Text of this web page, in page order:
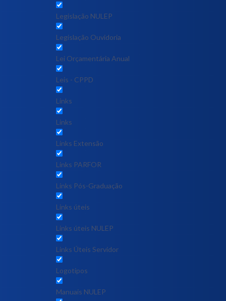
Legislação NULEP
Legislação Ouvidoria
Lei Orçamentária Anual
Leis - CPPD
Links
Links
Links Extensão
Links PARFOR
Links Pós-Graduação
Links úteis
Links úteis NULEP
Links Úteis Servidor
Logotipos
Manuais NULEP